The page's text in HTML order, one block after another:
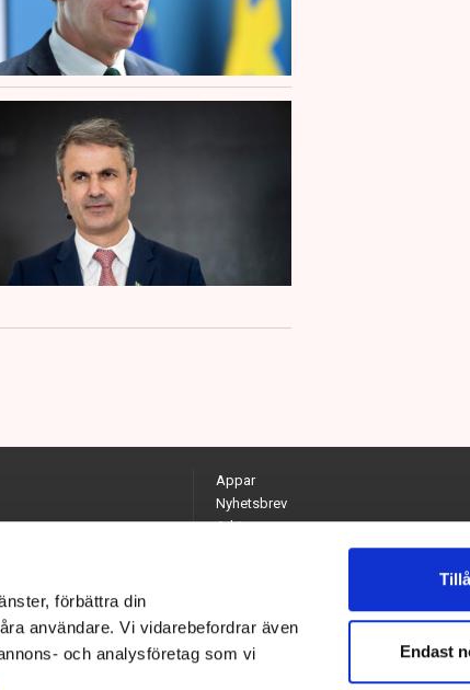
förbättra din
användare. Vi vidarebefordrar även
och analysföretag som vi
Endast
Appar
Nyhetsbrev
Arkiv
Kontakta redaktionen
Chefredaktör och ansvarig utgivare: